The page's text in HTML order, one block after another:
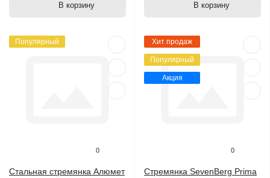
В корзину В корзину
Популярный
0
Стальная стремянка Алюмет
Хит продаж
Популярный
Акция
0
Стремянка SevenBerg Prima